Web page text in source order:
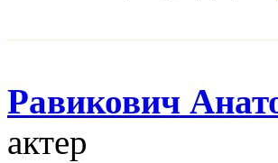
Равикович
актер